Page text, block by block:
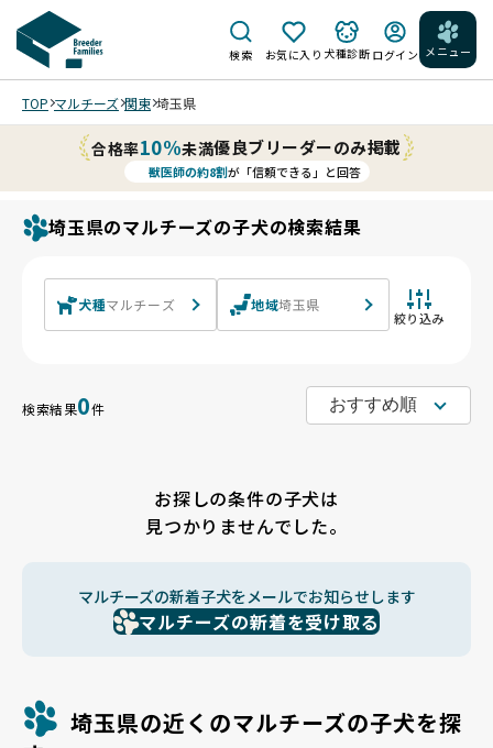
検索 お気に入り 犬種診断 ログイン メニュー
TOP マルチーズ 関東 埼玉県
合格率10%未満優良ブリーダーのみ掲載
獣医師の約8割が「信頼できる」と回答
埼玉県のマルチーズの子犬の検索結果
犬種マルチーズ 地域埼玉県
絞り込み
検索結果0件
お探しの条件の子犬は
見つかりませんでした。
マルチーズの新着子犬をメールでお知らせします
マルチーズの新着を受け取る
埼玉県の近くのマルチーズの子犬を探